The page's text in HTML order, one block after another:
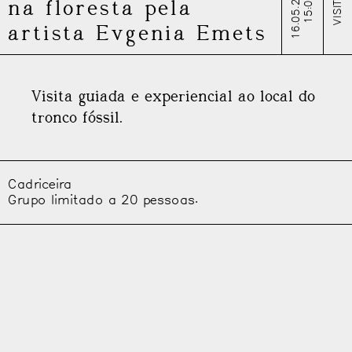
na floresta pela
artista Evgenia Emets
15:00 VISITA
Visita guiada e experiencial ao local do
tronco fóssil.
Cadriceira
Grupo limitado a 20 pessoas.